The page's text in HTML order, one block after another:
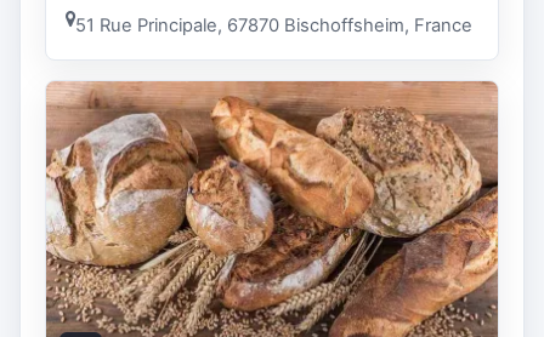
51 Rue Principale, 67870 Bischoffsheim, France